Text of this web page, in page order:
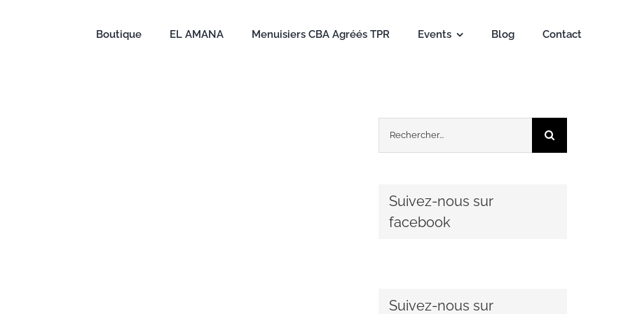
Boutique EL AMANA Menuisiers CBA Agréés TPR Events Blog Contact
Rechercher:
Suivez-nous sur
facebook
Suivez-nous sur